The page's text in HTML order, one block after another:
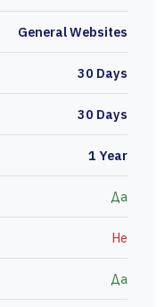
General Websites
30 Days
30 Days
1 Year
Да
Не
Да